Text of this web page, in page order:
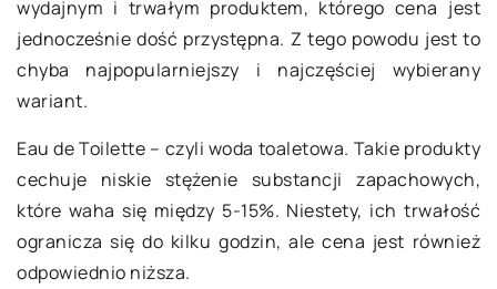
wydajnym i trwałym produktem, którego cena jest
jednocześnie dość przystępna. Z tego powodu jest to
chyba najpopularniejszy i najczęściej wybierany
wariant.
Eau de Toilette – czyli woda toaletowa. Takie produkty
cechuje niskie stężenie substancji zapachowych,
które waha się między 5-15%. Niestety, ich trwałość
ogranicza się do kilku godzin, ale cena jest również
odpowiednio niższa.